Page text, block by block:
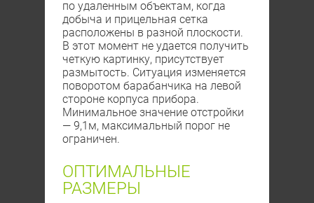
по удаленным объектам, когда
добыча и прицельная сетка
расположены в разной плоскости.
В этот момент не удается получить
четкую картинку, присутствует
размытость. Ситуация изменяется
поворотом барабанчика на левой
стороне корпуса прибора.
Минимальное значение отстройки
— 9,1м, максимальный порог не
ограничен.
ОПТИМАЛЬНЫЕ
РАЗМЕРЫ